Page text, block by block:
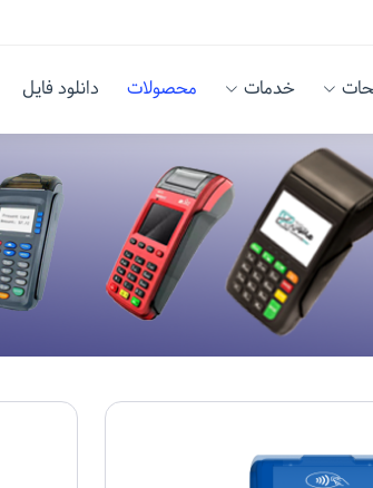
خدمات محصولات دانلود فایل